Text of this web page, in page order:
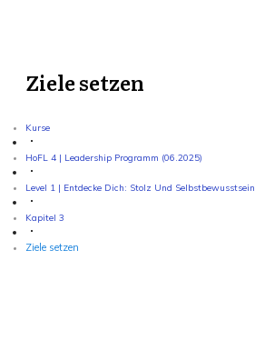
Ziele setzen
Kurse
HoFL 4 | Leadership Programm (06.2025)
Level 1 | Entdecke Dich: Stolz Und Selbstbewusstsein
Kapitel 3
Ziele setzen